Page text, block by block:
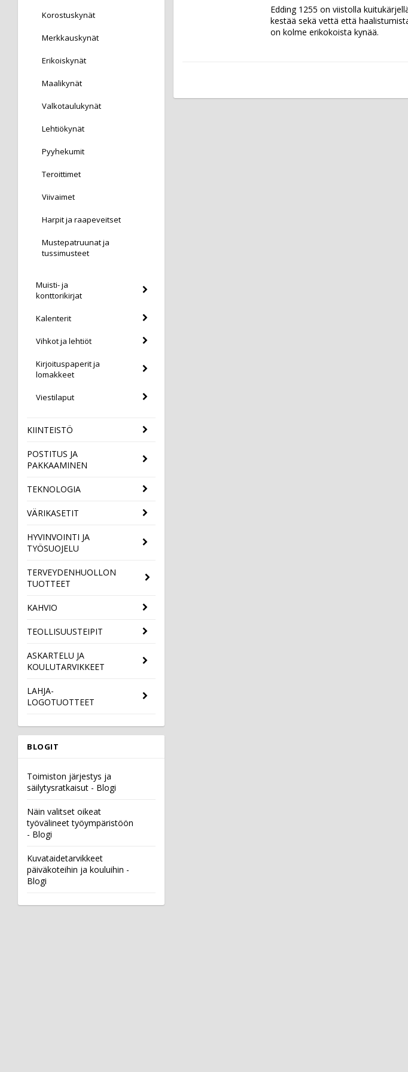
Korostuskynät
Merkkauskynät
Erikoiskynät
Maalikynät
Valkotaulukynät
Lehtiökynät
Pyyhekumit
Teroittimet
Viivaimet
Harpit ja raapeveitset
Mustepatruunat ja
tussimusteet
Muisti- ja
konttorikirjat
Kalenterit
Vihkot ja lehtiöt
Kirjoituspaperit ja
lomakkeet
Viestilaput
KIINTEISTÖ
POSTITUS JA
PAKKAAMINEN
TEKNOLOGIA
VÄRIKASETIT
HYVINVOINTI JA
TYÖSUOJELU
TERVEYDENHUOLLON
TUOTTEET
KAHVIO
TEOLLISUUSTEIPIT
ASKARTELU JA
KOULUTARVIKKEET
LAHJA-
LOGOTUOTTEET
BLOGIT
Toimiston järjestys ja
säilytysratkaisut - Blogi
Näin valitset oikeat
työvälineet työympäristöön
- Blogi
Kuvataidetarvikkeet
päiväkoteihin ja kouluihin -
Blogi
Edding 1255 on viistolla
kestää sekä vettä että
on kolme erikokoista kynää.